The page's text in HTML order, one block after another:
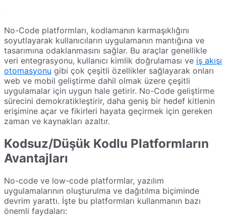
No-Code platformları, kodlamanın karmaşıklığını
soyutlayarak kullanıcıların uygulamanın mantığına ve
tasarımına odaklanmasını sağlar. Bu araçlar genellikle
veri entegrasyonu, kullanıcı kimlik doğrulaması ve iş akışı
otomasyonu gibi çok çeşitli özellikler sağlayarak onları
web ve mobil geliştirme dahil olmak üzere çeşitli
uygulamalar için uygun hale getirir. No-Code geliştirme
sürecini demokratikleştirir, daha geniş bir hedef kitlenin
erişimine açar ve fikirleri hayata geçirmek için gereken
zaman ve kaynakları azaltır.
Kodsuz/Düşük Kodlu Platformların
Avantajları
No-code ve low-code platformlar, yazılım
uygulamalarının oluşturulma ve dağıtılma biçiminde
devrim yarattı. İşte bu platformları kullanmanın bazı
önemli faydaları: